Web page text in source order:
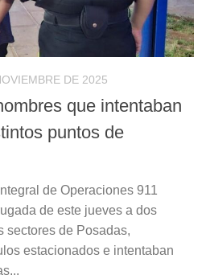
DE 2025
que intentaban
puntos de
de Operaciones 911
de este jueves a dos
sectores de Posadas,
estacionados e intentaban